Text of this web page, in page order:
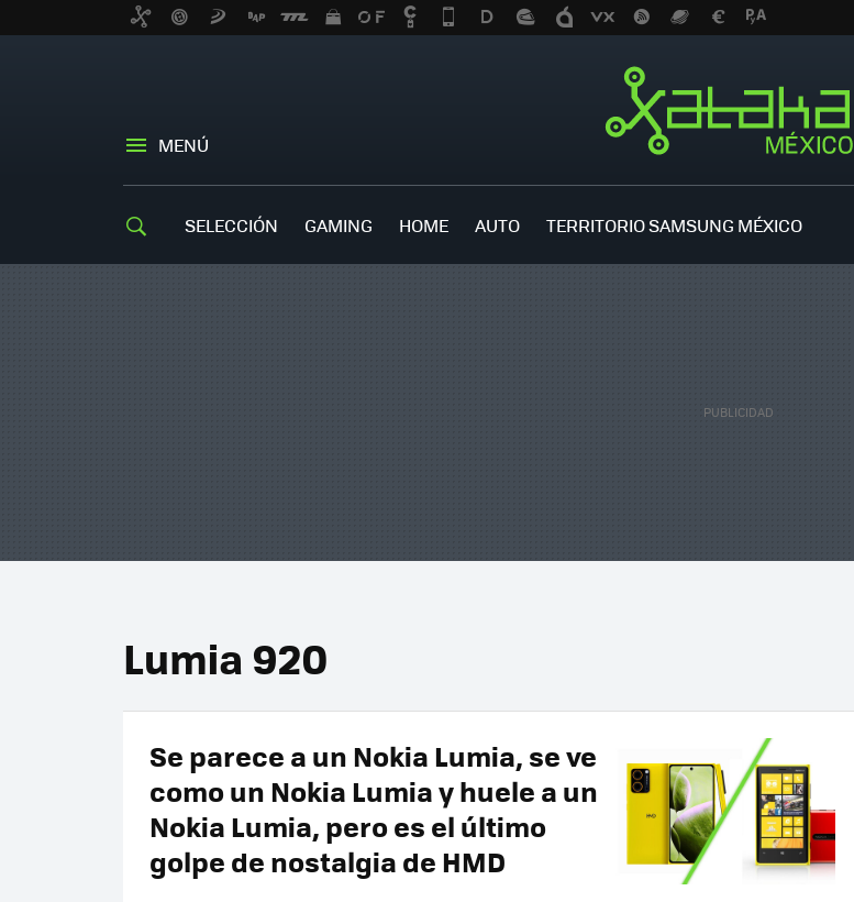
MENÚ
SELECCIÓN GAMING HOME AUTO TERRITORIO SAMSUNG MÉXICO
Lumia 920
Se parece a un Nokia Lumia, se ve
como un Nokia Lumia y huele a un
Nokia Lumia, pero es el último
golpe de nostalgia de HMD